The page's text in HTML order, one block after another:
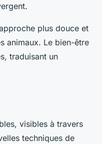
plus douce et
animaux. Le bien-être
traduisant un
visibles à travers
techniques de